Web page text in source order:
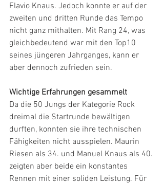
Flavio Knaus. Jedoch konnte er auf der
zweiten und dritten Runde das Tempo
nicht ganz mithalten. Mit Rang 24, was
gleichbedeutend war mit den Top10
seines jüngeren Jahrganges, kann er
aber dennoch zufrieden sein.
Wichtige Erfahrungen gesammelt
Da die 50 Jungs der Kategorie Rock
dreimal die Startrunde bewältigen
durften, konnten sie ihre technischen
Fähigkeiten nicht ausspielen. Maurin
Riesen als 34. und Manuel Knaus als 40.
zeigten aber beide ein konstantes
Rennen mit einer soliden Leistung. Für